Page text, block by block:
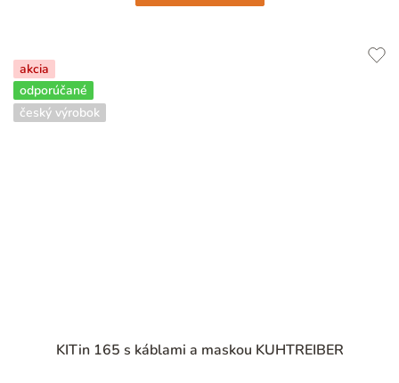
akcia
odporúčané
český výrobok
KITin 165 s káblami a maskou KUHTREIBER
hodnotenie